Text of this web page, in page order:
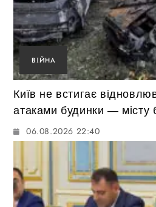
ВІЙНА
Київ не встигає
атаками будинки — місту
06.08.2026 22:40